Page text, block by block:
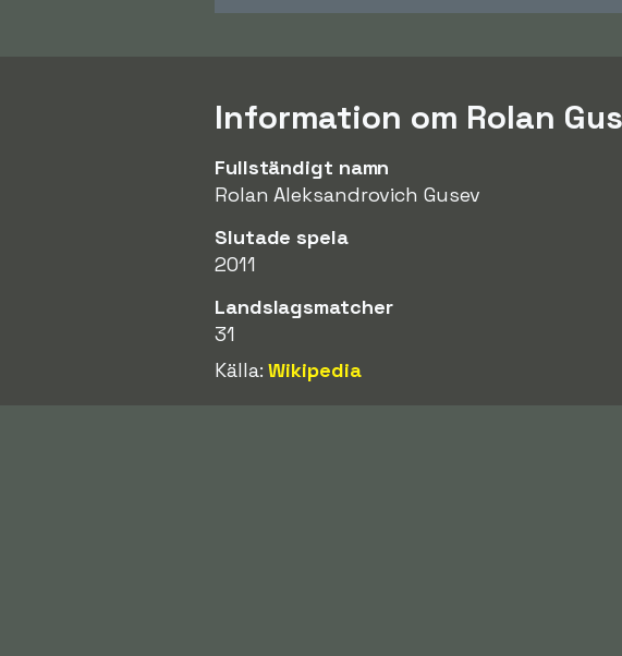
Information om Rolan
Fullständigt namn
Rolan Aleksandrovich Gusev
Slutade spela
2011
Landslagsmatcher
31
Källa:Wikipedia